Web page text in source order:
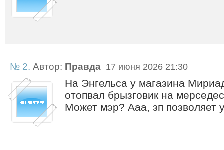
№ 2. Автор: Правда 17 июня 2026 21:30
На Энгельса у магазина
отопвал брызговик на
Может мэр? Ааа, зп позволяет